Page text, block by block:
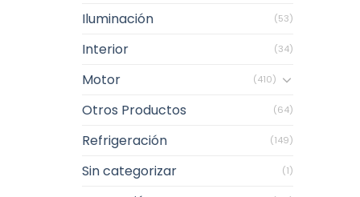
Iluminación (53)
Interior (34)
Motor (410)
Otros Productos (64)
Refrigeración (149)
Sin categorizar (1)